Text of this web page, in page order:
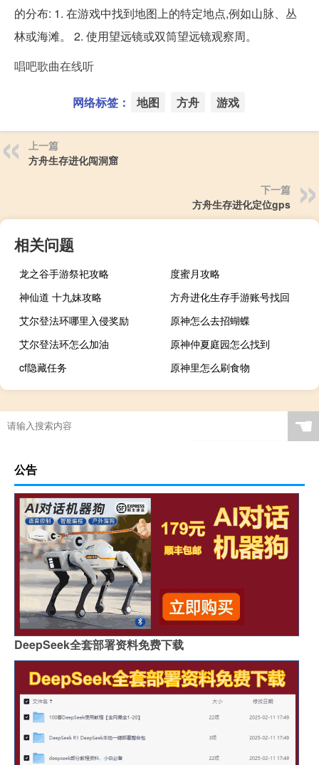
的分布: 1. 在游戏中找到地图上的特定地点,例如山脉、丛
林或海滩。 2. 使用望远镜或双筒望远镜观察周。
唱吧歌曲在线听
网络标签： 地图 方舟 游戏
上一篇
方舟生存进化闯洞窟
下一篇
方舟生存进化定位gps
相关问题
龙之谷手游祭祀攻略
度蜜月攻略
神仙道 十九妹攻略
方舟进化生存手游账号找回
艾尔登法环哪里入侵奖励
原神怎么去招蝴蝶
艾尔登法环怎么加油
原神仲夏庭园怎么找到
cf隐藏任务
原神里怎么刷食物
☚
公告
DeepSeek全套部署资料免费下载